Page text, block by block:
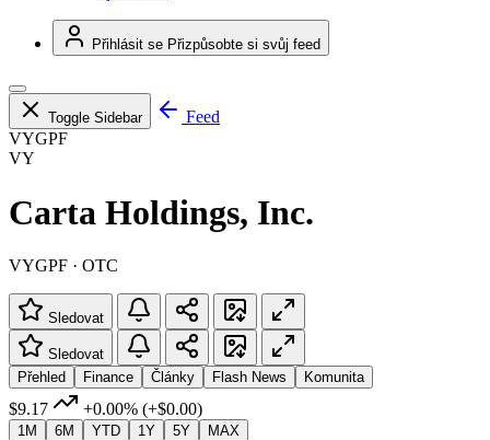
Přihlásit se Přizpůsobte si svůj feed
Toggle Sidebar
Feed
VYGPF
VY
Carta Holdings, Inc.
VYGPF · OTC
Sledovat
Sledovat
Přehled
Finance Články Flash News Komunita
$9.17 +0.00% (+$0.00)
1M 6M YTD 1Y 5Y MAX